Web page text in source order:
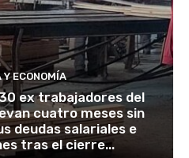
ECONOMÍA
ex trabajadores del
cuatro meses sin
deudas salariales e
tras el cierre...